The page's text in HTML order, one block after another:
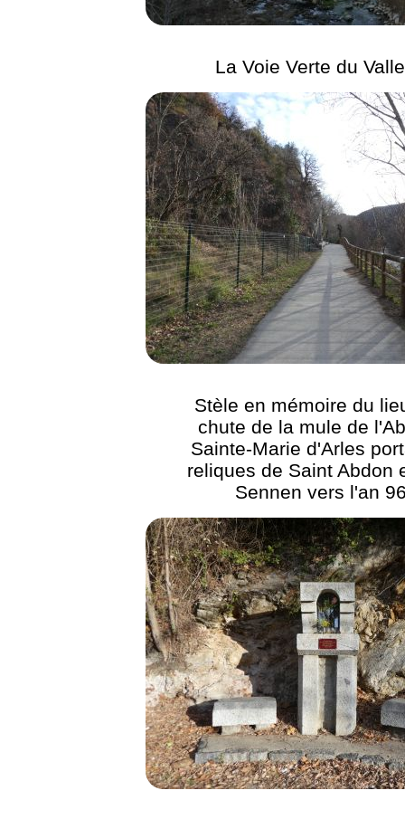
La Voie Verte du
Stèle en mémoire du
chute de la mule de
Sainte-Marie d'Arles
reliques de Saint Abdon
Sennen vers l'an